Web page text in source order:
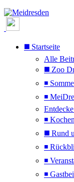
◼️ Startseite
Alle
◼️ Zoo
◾
◾
◾
◼️ Rund
◾
◾
◾